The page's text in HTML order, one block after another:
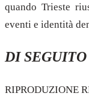
quando Trieste
eventi e identità
DI
RIPRODUZIONE